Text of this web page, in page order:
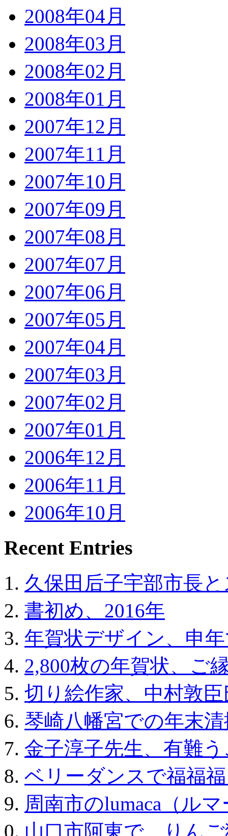
2008年04月
2008年03月
2008年02月
2008年01月
2007年12月
2007年11月
2007年10月
2007年09月
2007年08月
2007年07月
2007年06月
2007年05月
2007年04月
2007年03月
2007年02月
2007年01月
2006年12月
2006年11月
2006年10月
Recent Entries
久保田后子宇部市長
書初め、2016年
年賀状デザイン、申
2,800枚の年賀状、ご
切り絵作家、中村敦臣
琴崎八幡宮での年末
金子淳子先生、有難
ベリーダンスで福福
周南市のlumaca（ル
山口市阿東で、りん